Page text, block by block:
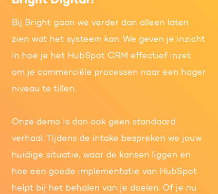
Bij Bright gaan we verder dan alleen laten
zien wat het systeem kan. We geven je inzicht
in hoe je het HubSpot CRM effectief inzet
om je commerciële processen naar een hoger
niveau te tillen.
Onze demo is dan ook geen standaard
verhaal. Tijdens de intake bespreken we jouw
huidige situatie, waar de kansen liggen en
hoe een goede implementatie van HubSpot
helpt bij het behalen van je doelen. Of je nu